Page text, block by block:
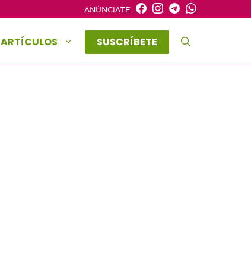
ANÚNCIATE
ARTÍCULOS SUSCRÍBETE